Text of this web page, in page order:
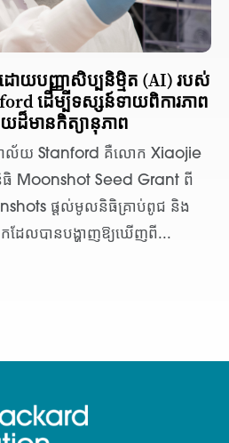
ោយ​បញ្ញា​សិប្បនិម្មិត (AI) របស់​
ដើម្បី​ទស្សន៍ទាយ​ពិការភាព​
មាន​កិត្យានុភាព
យាល័យ Stanford គឺលោក Xiaojie
Moonshot Seed Grant ពី​
ផ្តល់​មូលនិធិ​គ្រាប់ពូជ និង​
ក​ដែល​បាន​បង្ហាញ​ឱ្យ​ឃើញ​ពី...